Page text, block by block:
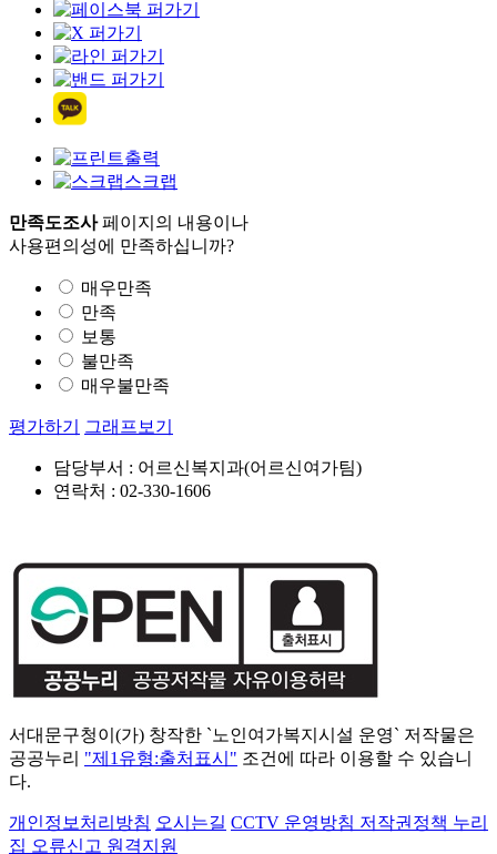
출력
스크랩
만족도조사페이지의 내용이나
사용편의성에 만족하십니까?
매우만족
만족
보통
불만족
매우불만족
평가하기 그래프보기
담당부서 : 어르신복지과(어르신여가팀)
연락처 : 02-330-1606
서대문구청이(가) 창작한 `노인여가복지시설 운영` 저작물은
공공누리 "제1유형:출처표시" 조건에 따라 이용할 수 있습니
다.
개인정보처리방침 오시는길 CCTV 운영방침 저작권정책 누리
집 오류신고 원격지원